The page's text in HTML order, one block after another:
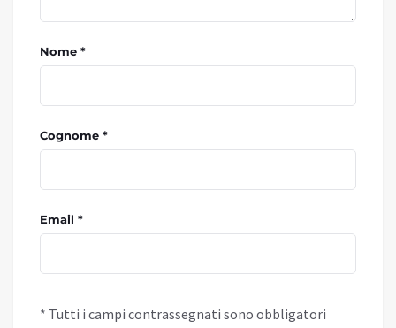
Nome *
Cognome *
Email *
* Tutti i campi contrassegnati sono obbligatori